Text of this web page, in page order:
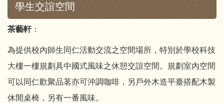
學生交誼空間
茶藝軒：
為提供校內師生同仁活動交流之空間場所，特別於學校科技
大樓一樓規劃具中國式風味之休憩交誼空間。規劃室內空間
可以同仁歡聚品茗亦可沖調咖啡，另戶外木造平臺搭配木製
休閒桌椅，另有一番風味。